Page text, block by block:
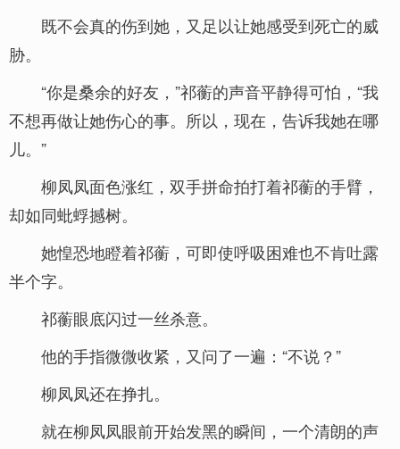
既不会真的伤到她，又足以让她感受到死亡的威
胁。
“你是桑余的好友，”祁蘅的声音平静得可怕，“我
不想再做让她伤心的事。所以，现在，告诉我她在哪
儿。”
柳凤凤面色涨红，双手拼命拍打着祁蘅的手臂，
却如同蚍蜉撼树。
她惶恐地瞪着祁蘅，可即使呼吸困难也不肯吐露
半个字。
祁蘅眼底闪过一丝杀意。
他的手指微微收紧，又问了一遍：“不说？”
柳凤凤还在挣扎。
就在柳凤凤眼前开始发黑的瞬间，一个清朗的声